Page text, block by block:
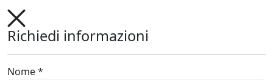
Richiedi informazioni
Nome *